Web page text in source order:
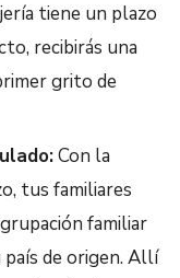
tiene un plazo
recibirás una
grito de
Con la
tus familiares
familiar
país de origen. Allí